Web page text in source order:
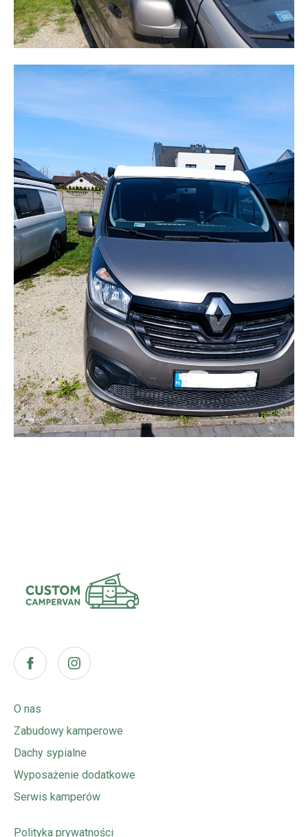
O nas
Zabudowy kamperowe
Dachy sypialne
Wyposażenie dodatkowe
Serwis kamperów
Polityka prywatności